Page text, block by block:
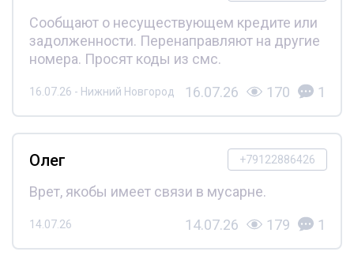
Сообщают о несуществующем кредите или
задолженности. Перенаправляют на другие
номера. Просят коды из смс.
16.07.26 - Нижний Новгород 16.07.26 170 1
+79122886426
Олег
Врет, якобы имеет связи в мусарне.
14.07.26 14.07.26 179 1